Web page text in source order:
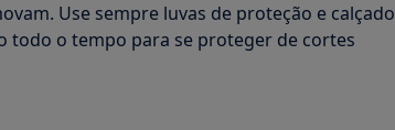
Use sempre luvas de proteção e calçado
todo o tempo para se proteger de cortes